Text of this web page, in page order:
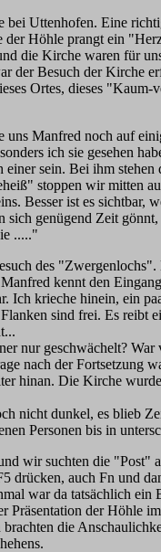
bei Uttenhofen. Eine
der Höhle prangt ein
die Kirche waren für
der Besuch der Kirche
Ortes, dieses
Manfred noch auf
ich sie gesehen
sein. Bei ihm
stoppen wir mitten
Besser ist es
genügend Zeit
....."
des
kennt den
krieche hinein, ein
sind frei. Es reibt
nur geschwächelt?
nach der Fortsetzung
hinan. Die Kirche
nicht dunkel, es blieb
Personen bis in
wir suchten die "Post"
drücken, auch Fn und
war da tatsächlich
der Höhle
die